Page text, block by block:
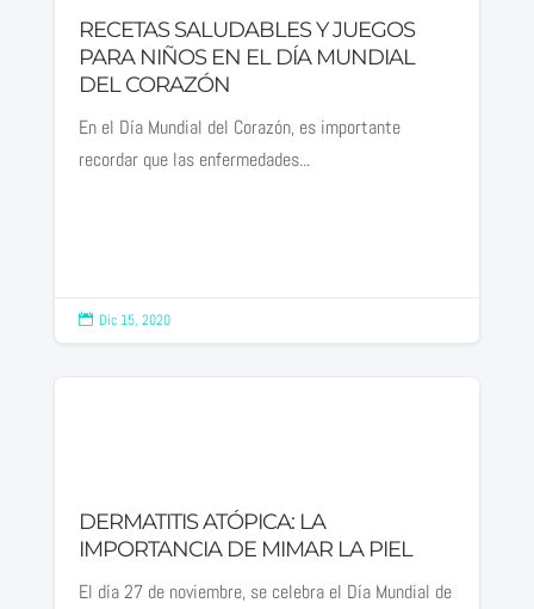
RECETAS SALUDABLES Y JUEGOS
PARA NIÑOS EN EL DÍA MUNDIAL
DEL CORAZÓN
En el Día Mundial del Corazón, es importante
recordar que las enfermedades...
 Dic 15, 2020
DERMATITIS ATÓPICA: LA
IMPORTANCIA DE MIMAR LA PIEL
El día 27 de noviembre, se celebra el Día Mundial de